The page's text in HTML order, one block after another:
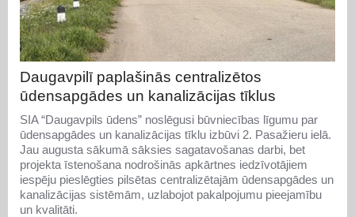
Daugavpilī paplašinās centralizētos
ūdensapgādes un kanalizācijas tīklus
SIA “Daugavpils ūdens” noslēgusi būvniecības līgumu par
ūdensapgādes un kanalizācijas tīklu izbūvi 2. Pasažieru ielā.
Jau augusta sākumā sāksies sagatavošanas darbi, bet
projekta īstenošana nodrošinās apkārtnes iedzīvotājiem
iespēju pieslēgties pilsētas centralizētajām ūdensapgādes un
kanalizācijas sistēmām, uzlabojot pakalpojumu pieejamību
un kvalitāti.